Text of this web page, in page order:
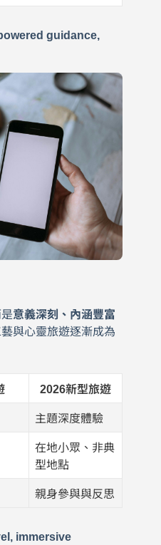
guidance,
意義深刻、內涵豐富
與心靈旅遊逐漸成為
2026新型旅遊
主題深度體驗
在地小眾、非典
型地點
親身參與與反思
immersive